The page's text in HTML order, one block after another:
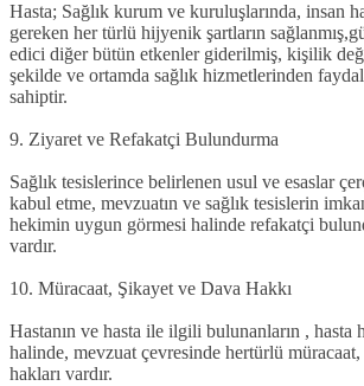
Hasta; Sağlık kurum ve kuruluşlarında, insan
gereken her türlü hijyenik şartların
edici diğer bütün etkenler giderilmiş, kişilik
şekilde ve ortamda sağlık hizmetlerinden
sahiptir.
9. Ziyaret ve Refakatçi Bulundurma
Sağlık tesislerince belirlenen usul ve esaslar
kabul etme, mevzuatın ve sağlık tesislerin
hekimin uygun görmesi halinde refakatçi
vardır.
10. Müracaat, Şikayet ve Dava Hakkı
Hastanın ve hasta ile ilgili bulunanların , hasta
halinde, mevzuat çevresinde hertürlü
hakları vardır.